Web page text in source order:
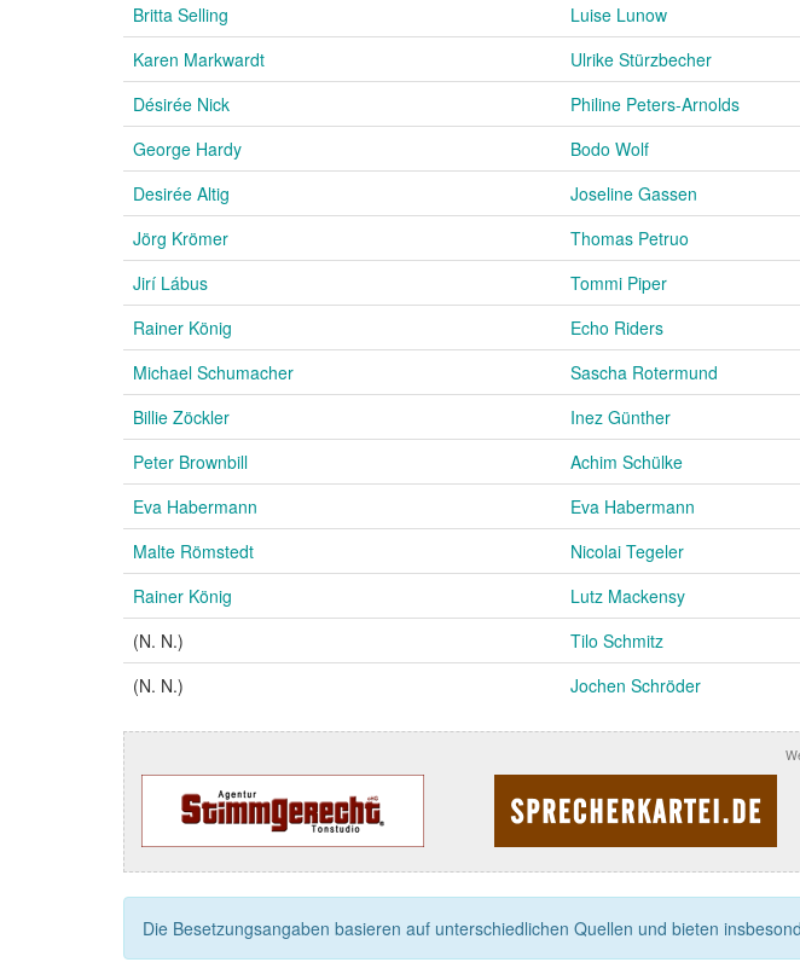
Britta Selling
Luise Lunow
Karen Markwardt
Ulrike Stürzbecher
Désirée Nick
Philine Peters-Arnolds
George Hardy
Bodo Wolf
Desirée Altig
Joseline Gassen
Jörg Krömer
Thomas Petruo
Jirí Lábus
Tommi Piper
Rainer König
Echo Riders
Michael Schumacher
Sascha Rotermund
Billie Zöckler
Inez Günther
Peter Brownbill
Achim Schülke
Eva Habermann
Eva Habermann
Malte Römstedt
Nicolai Tegeler
Rainer König
Lutz Mackensy
(N. N.)
Tilo Schmitz
(N. N.)
Jochen Schröder
Die Besetzungsangaben basieren auf unterschiedlichen Quellen und bieten